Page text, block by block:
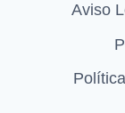
Aviso